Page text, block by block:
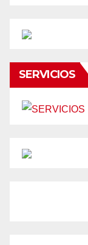
SERVICIOS